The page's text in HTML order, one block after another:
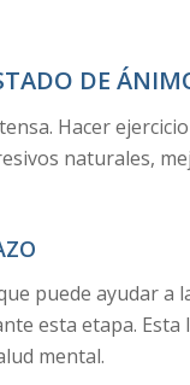
DE
Hacer
naturales,
puede ayudar a
esta etapa. Esta
mental.